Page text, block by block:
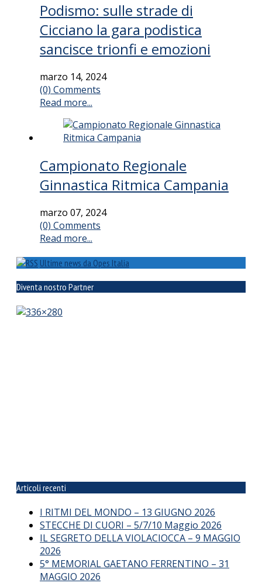
Podismo: sulle strade di
Cicciano la gara podistica
sancisce trionfi e emozioni
marzo 14, 2024
(0) Comments
Read more...
Campionato Regionale
Ginnastica Ritmica Campania
marzo 07, 2024
(0) Comments
Read more...
Ultime news da Opes Italia
Diventa nostro Partner
Articoli recenti
I RITMI DEL MONDO – 13 GIUGNO 2026
STECCHE DI CUORI – 5/7/10 Maggio 2026
IL SEGRETO DELLA VIOLACIOCCA – 9 MAGGIO
2026
5° MEMORIAL GAETANO FERRENTINO – 31
MAGGIO 2026